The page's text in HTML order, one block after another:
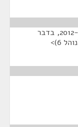
<תקנות התעבורה (תיקון מס'...), התשע"ב-2012, בדבר
6)>